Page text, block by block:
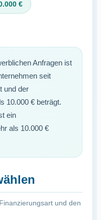
€
Anfragen ist
seit
und der
10.000 € beträgt.
ein
als 10.000 €
und den